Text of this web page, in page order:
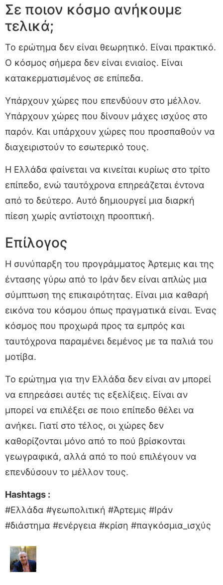
Σε ποιον κόσμο ανήκουμε
τελικά;
Το ερώτημα δεν είναι θεωρητικό. Είναι πρακτικό.
Ο κόσμος σήμερα δεν είναι ενιαίος. Είναι
κατακερματισμένος σε επίπεδα.
Υπάρχουν χώρες που επενδύουν στο μέλλον.
Υπάρχουν χώρες που δίνουν μάχες ισχύος στο
παρόν. Και υπάρχουν χώρες που προσπαθούν να
διαχειριστούν το εσωτερικό τους.
Η Ελλάδα φαίνεται να κινείται κυρίως στο τρίτο
επίπεδο, ενώ ταυτόχρονα επηρεάζεται έντονα
από το δεύτερο. Αυτό δημιουργεί μια διαρκή
πίεση χωρίς αντίστοιχη προοπτική.
Επίλογος
Η συνύπαρξη του προγράμματος Άρτεμις και της
έντασης γύρω από το Ιράν δεν είναι απλώς μια
σύμπτωση της επικαιρότητας. Είναι μια καθαρή
εικόνα του κόσμου όπως πραγματικά είναι. Ένας
κόσμος που προχωρά προς τα εμπρός και
ταυτόχρονα παραμένει δεμένος με τα παλιά του
μοτίβα.
Το ερώτημα για την Ελλάδα δεν είναι αν μπορεί
να επηρεάσει αυτές τις εξελίξεις. Είναι αν
μπορεί να επιλέξει σε ποιο επίπεδο θέλει να
ανήκει. Γιατί στο τέλος, οι χώρες δεν
καθορίζονται μόνο από το πού βρίσκονται
γεωγραφικά, αλλά από το πού επιλέγουν να
επενδύσουν το μέλλον τους.
Hashtags :
#Ελλάδα #γεωπολιτική #Άρτεμις #Ιράν
#διάστημα #ενέργεια #κρίση #παγκόσμια_ισχύς